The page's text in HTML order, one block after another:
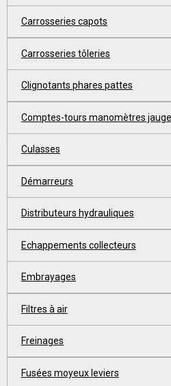
Carrosseries capots
Carrosseries tôleries
Clignotants phares pattes
Comptes-tours manomètres jauge
Culasses
Démarreurs
Distributeurs hydrauliques
Echappements collecteurs
Embrayages
Filtres à air
Freinages
Fusées moyeux leviers